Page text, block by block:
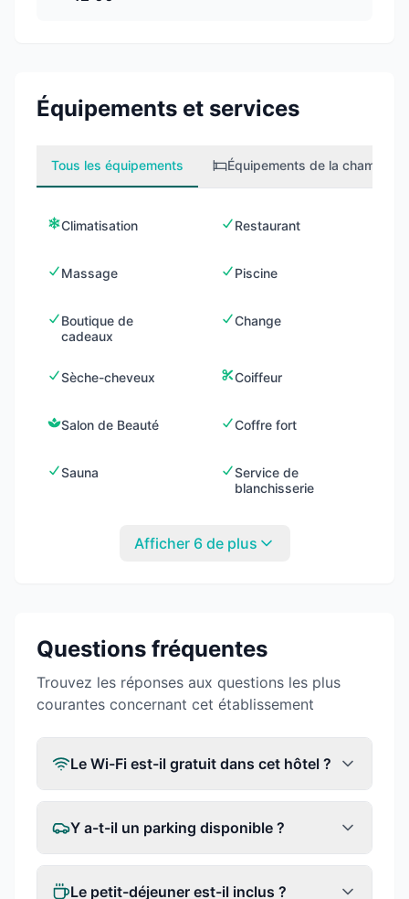
Équipements et services
Tous les équipements Équipements de la chambre
Climatisation Restaurant
Massage Piscine
Boutique de
cadeaux
Change
Sèche-cheveux Coiffeur
Salon de Beauté Coffre fort
Sauna
Service de
blanchisserie
Afficher 6 de plus
Questions fréquentes
Trouvez les réponses aux questions les plus
courantes concernant cet établissement
Le Wi-Fi est-il gratuit dans cet hôtel ?
Y a-t-il un parking disponible ?
Le petit-déjeuner est-il inclus ?